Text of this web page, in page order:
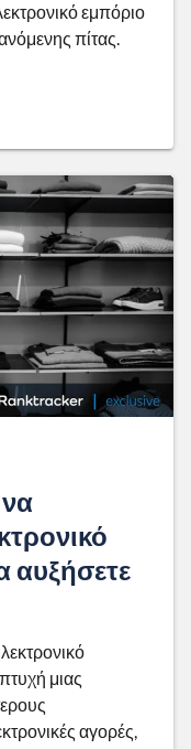
εμπόριο
πίτας.
αυξήσετε
μιας
αγορές,